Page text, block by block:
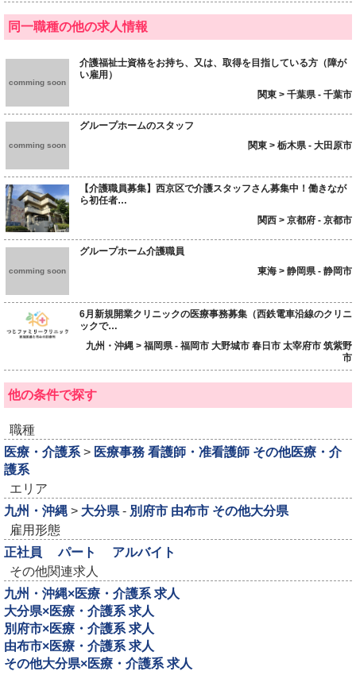
同一職種の他の求人情報
comming soon
介護福祉士資格をお持ち、又は、取得を目指している方（障が
い雇用）
関東 > 千葉県 - 千葉市
comming soon
グループホームのスタッフ
関東 > 栃木県 - 大田原市
【介護職員募集】西京区で介護スタッフさん募集中！働きなが
ら初任者…
関西 > 京都府 - 京都市
comming soon
グループホーム介護職員
東海 > 静岡県 - 静岡市
6月新規開業クリニックの医療事務募集（西鉄電車沿線のクリニ
ックで…
九州・沖縄 > 福岡県 - 福岡市 大野城市 春日市 太宰府市 筑紫野
市
他の条件で探す
職種
医療・介護系 > 医療事務 看護師・准看護師 その他医療・介
護系
エリア
九州・沖縄 > 大分県 - 別府市 由布市 その他大分県
雇用形態
正社員
パート
アルバイト
その他関連求人
九州・沖縄×医療・介護系 求人
大分県×医療・介護系 求人
別府市×医療・介護系 求人
由布市×医療・介護系 求人
その他大分県×医療・介護系 求人